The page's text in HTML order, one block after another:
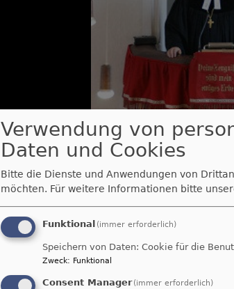
Verwendung von
Daten und Cookies
Bitte die Dienste und Anwendungen von
möchten. Für weitere Informationen bitte
Funktional (immer erforderlich)
Speichern von Daten: Cookie für die
Zweck: Funktional
Consent Manager (immer erforderlich)